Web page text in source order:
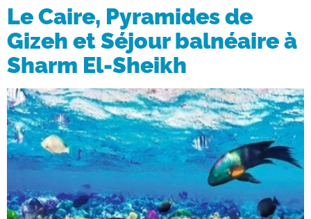
Le Caire, Pyramides de
Gizeh et Séjour balnéaire à
Sharm El-Sheikh